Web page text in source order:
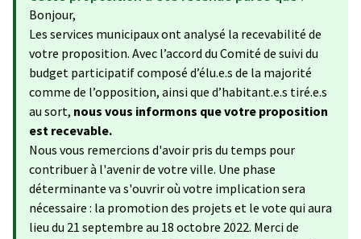
Bonjour,
Les services municipaux ont analysé la recevabilité de
votre proposition. Avec l’accord du Comité de suivi du
budget participatif composé d’élu.e.s de la majorité
comme de l’opposition, ainsi que d’habitant.e.s tiré.e.s
au sort, nous vous informons que votre proposition
est recevable.
Nous vous remercions d'avoir pris du temps pour
contribuer à l'avenir de votre ville. Une phase
déterminante va s'ouvrir où votre implication sera
nécessaire : la promotion des projets et le vote qui aura
lieu du 21 septembre au 18 octobre 2022. Merci de